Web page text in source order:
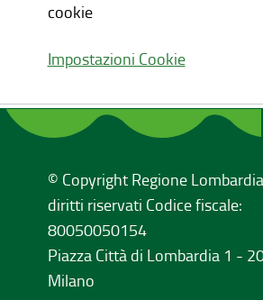
cookie
Impostazioni Cookie
© Copyright Regione
diritti riservati Codice fiscale:
80050050154
Piazza Città di Lombardia 1 -
Milano